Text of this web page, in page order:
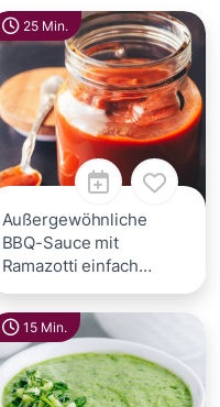
25 Min.
Außergewöhnliche
BBQ-Sauce mit
Ramazotti einfach
selbermachen
15 Min.